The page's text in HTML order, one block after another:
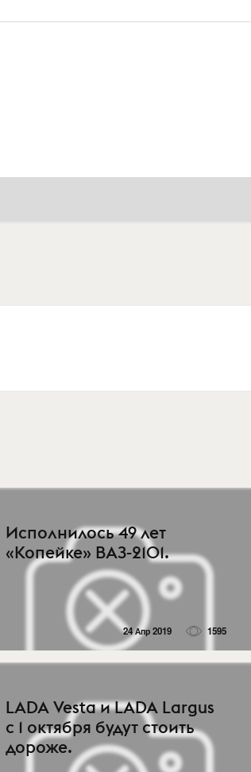
Исполнилось 49 лет
«Копейке» ВАЗ-2101.
24 Апр 2019 1595
LADA Vesta и LADA Largus
с 1 октября будут стоить
дороже.